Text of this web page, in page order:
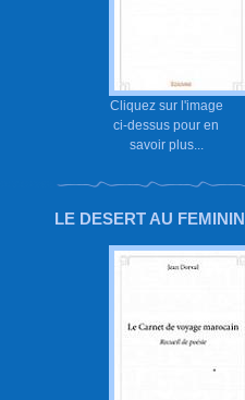
Cliquez sur l'image
ci-dessus pour en
savoir plus...
LE DESERT AU FEMININ